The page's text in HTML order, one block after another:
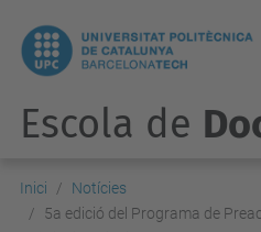
Escola de
Inici
Notícies
5a edició del Programa de